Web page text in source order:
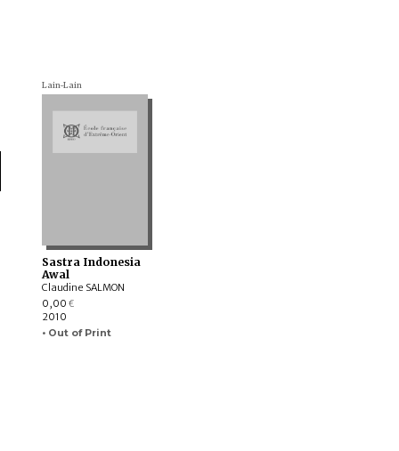
Lain-Lain
Sastra Indonesia
Awal
Claudine SALMON
0,00 €
2010
• Out of Print